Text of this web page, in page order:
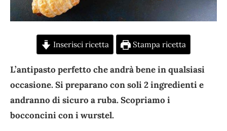
Inserisci ricetta Stampa ricetta
L’antipasto perfetto che andrà bene in qualsiasi
occasione. Si preparano con soli 2 ingredienti e
andranno di sicuro a ruba. Scopriamo i
bocconcini con i wurstel.